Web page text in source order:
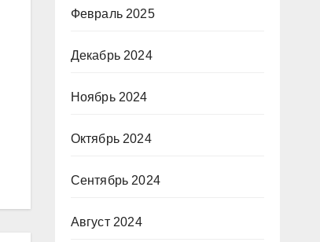
Февраль 2025
Декабрь 2024
Ноябрь 2024
Октябрь 2024
Сентябрь 2024
Август 2024